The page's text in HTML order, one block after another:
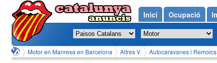
Motor en Manresa en Barcelona Altres Vehicles en Manresa en
Autocaravanes i
Inici Ocupació